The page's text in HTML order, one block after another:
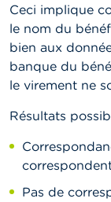
Ceci implique
le nom du
bien aux
banque du
le virement ne
Résultats
Pas de